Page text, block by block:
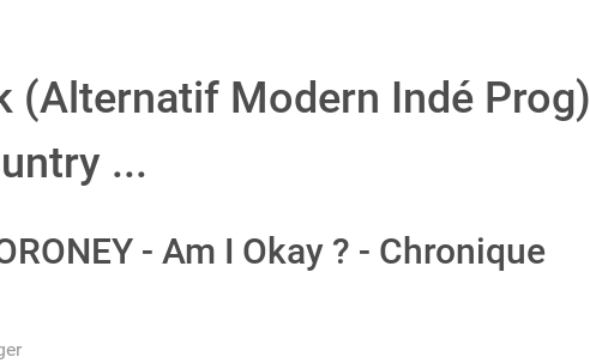
(Alternatif Modern Indé Prog)
...
- Am I Okay ? - Chronique